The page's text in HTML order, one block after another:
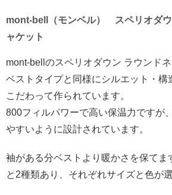
mont-bell（モンベル） スペリオダ
ャケット
mont-bellのスペリオダウン ラウンドネ
ベストタイプと同様にシルエット・構
こだわって作られています。
800フィルパワーで高い保温力ですが
やすいように設計されています。
袖がある分ベストより暖かさを保てま
と2種類あり、それぞれサイズと色が選